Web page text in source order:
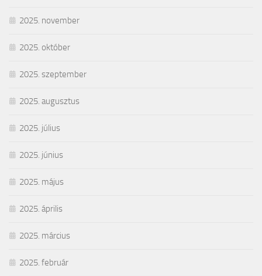
2025. november
2025. október
2025. szeptember
2025. augusztus
2025. július
2025. június
2025. május
2025. április
2025. március
2025. február